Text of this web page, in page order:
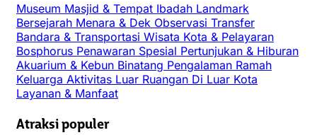
Museum Masjid & Tempat Ibadah Landmark
Bersejarah Menara & Dek Observasi Transfer
Bandara & Transportasi Wisata Kota & Pelayaran
Bosphorus Penawaran Spesial Pertunjukan & Hiburan
Akuarium & Kebun Binatang Pengalaman Ramah
Keluarga Aktivitas Luar Ruangan Di Luar Kota
Layanan & Manfaat
Atraksi populer